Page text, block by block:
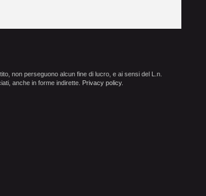
non perseguono alcun fine di lucro, e ai sensi del L.n.
anche in forme indirette.
Privacy policy.